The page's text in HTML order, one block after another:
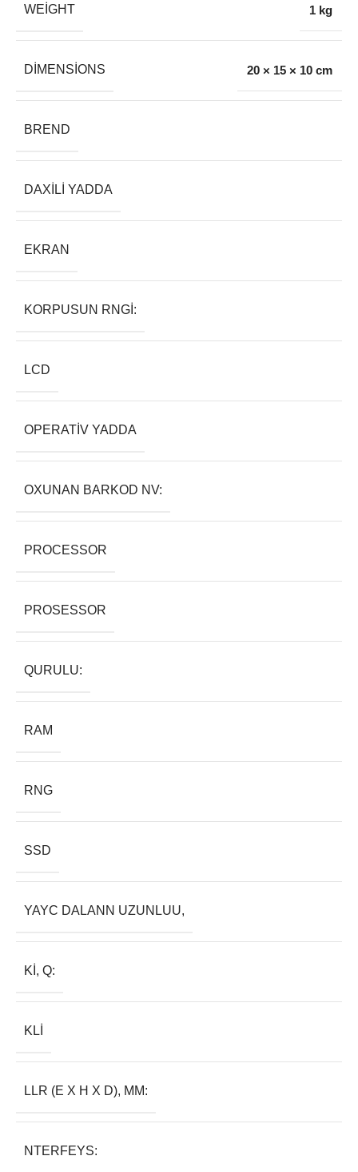
WEIGHT 1 kg
DIMENSIONS 20 × 15 × 10 cm
BREND
DAXILI YADDA
EKRAN
KORPUSUN RNGI:
LCD
OPERATIV YADDA
OXUNAN BARKOD NV:
PROCESSOR
PROSESSOR
QURULU:
RAM
RNG
SSD
YAYC DALANN UZUNLUU,
KI, Q:
KLI
LLR (E X H X D), MM:
NTERFEYS: